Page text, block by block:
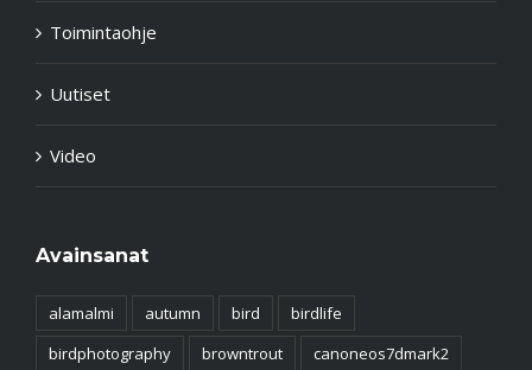
Toimintaohje
Uutiset
Video
Avainsanat
alamalmi autumn bird
birdlife
birdphotography
browntrout
canoneos7dmark2